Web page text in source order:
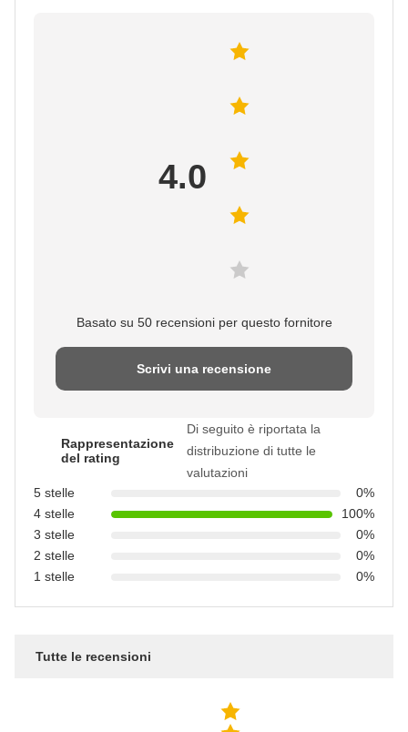
4.0
Basato su 50 recensioni per questo fornitore
Scrivi una recensione
Rappresentazione
del rating
Di seguito è riportata la
distribuzione di tutte le
valutazioni
5 stelle
0%
4 stelle
100%
3 stelle
0%
2 stelle
0%
1 stelle
0%
Tutte le recensioni